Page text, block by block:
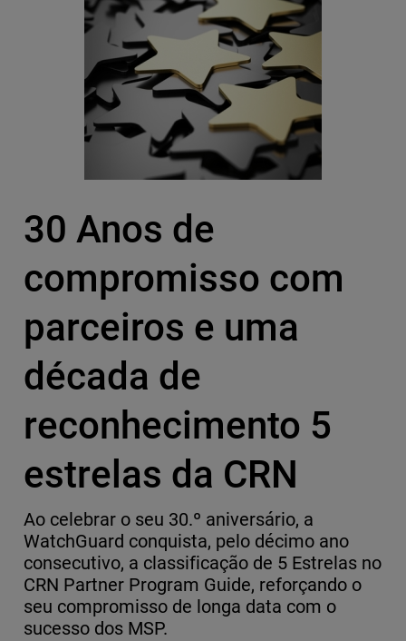
30 Anos de
compromisso com
parceiros e uma
década de
reconhecimento 5
estrelas da CRN
Ao celebrar o seu 30.º aniversário, a
WatchGuard conquista, pelo décimo ano
consecutivo, a classificação de 5 Estrelas no
CRN Partner Program Guide, reforçando o
seu compromisso de longa data com o
sucesso dos MSP.